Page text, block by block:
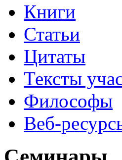
Книги
Статьи
Цитаты
Тексты
Философы
Веб-